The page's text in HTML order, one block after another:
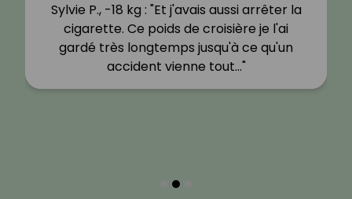
Sylvie P., -18 kg : "Et j'avais aussi arrêter la
cigarette. Ce poids de croisière je l'ai
gardé très longtemps jusqu'à ce qu'un
accident vienne tout…"